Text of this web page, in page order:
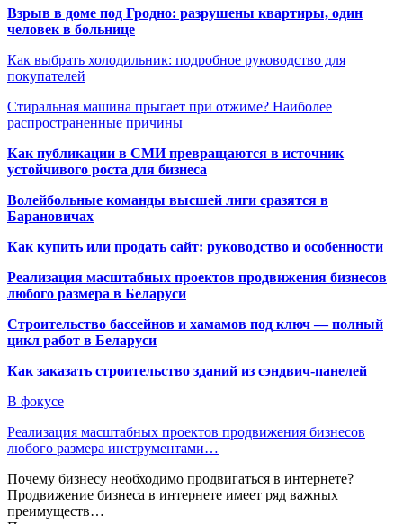
Взрыв в доме под Гродно: разрушены квартиры, один
человек в больнице
Как выбрать холодильник: подробное руководство для
покупателей
Стиральная машина прыгает при отжиме? Наиболее
распространенные причины
Как публикации в СМИ превращаются в источник
устойчивого роста для бизнеса
Волейбольные команды высшей лиги сразятся в
Барановичах
Как купить или продать сайт: руководство и особенности
Реализация масштабных проектов продвижения бизнесов
любого размера в Беларуси
Строительство бассейнов и хамамов под ключ — полный
цикл работ в Беларуси
Как заказать строительство зданий из сэндвич-панелей
В фокусе
Реализация масштабных проектов продвижения бизнесов
любого размера инструментами…
Почему бизнесу необходимо продвигаться в интернете?
Продвижение бизнеса в интернете имеет ряд важных
преимуществ…